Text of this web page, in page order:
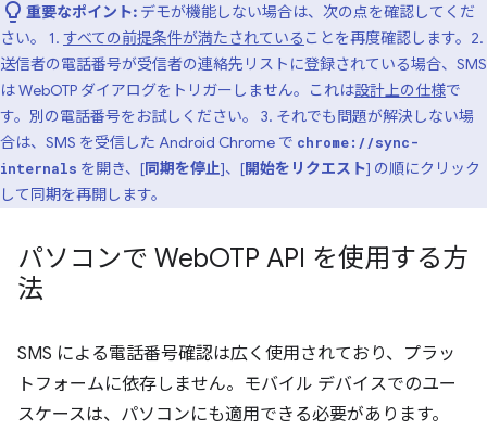
重要なポイント: デモが機能しない場合は、次の点を確認してくだ
さい。 1. すべての前提条件が満たされている ことを再度確認します。2.
送信者の電話番号が受信者の連絡先リストに登録されている場合、SMS
は WebOTP ダイアログをトリガーしません。これは設計上の仕様で
す。別の電話番号をお試しください。 3. それでも問題が解決しない場
合は、SMS を受信した Android Chrome で chrome://sync-
internals を開き、[同期を停止]、[開始をリクエスト] の順にクリック
して同期を再開します。
パソコンで WebOTP API を使用する方
法
SMS による電話番号確認は広く使用されており、プラッ
トフォームに依存しません。モバイル デバイスでのユー
スケースは、パソコンにも適用できる必要があります。